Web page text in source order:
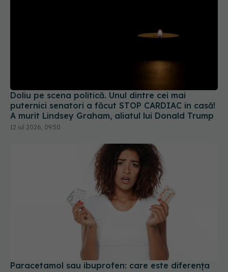
A murit Lindsey Graham, aliatul lui Donald Trump
12 iul 2026, 09:50
Paracetamol sau ibuprofen: care este diferența
și când se ia fiecare